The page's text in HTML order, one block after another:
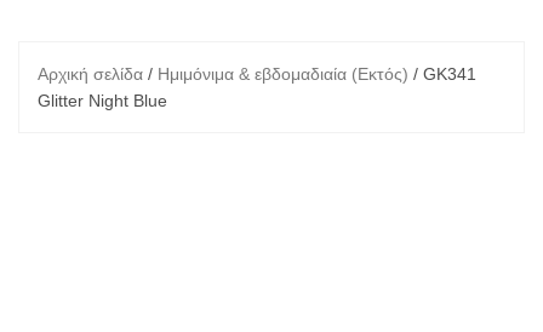
Αρχική σελίδα / Ημιμόνιμα & εβδομαδιαία (Εκτός) / GK341
Glitter Night Blue